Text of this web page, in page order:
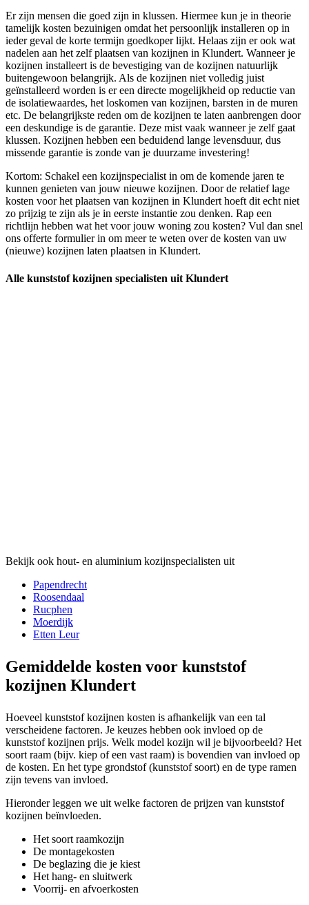
Er zijn mensen die goed zijn in klussen. Hiermee kun je in theorie
tamelijk kosten bezuinigen omdat het persoonlijk installeren op in
ieder geval de korte termijn goedkoper lijkt. Helaas zijn er ook wat
nadelen aan het zelf plaatsen van kozijnen in Klundert. Wanneer je
kozijnen installeert is de bevestiging van de kozijnen natuurlijk
buitengewoon belangrijk. Als de kozijnen niet volledig juist
geïnstalleerd worden is er een directe mogelijkheid op reductie van
de isolatiewaardes, het loskomen van kozijnen, barsten in de muren
etc. De belangrijkste reden om de kozijnen te laten aanbrengen door
een deskundige is de garantie. Deze mist vaak wanneer je zelf gaat
klussen. Kozijnen hebben een beduidend lange levensduur, dus
missende garantie is zonde van je duurzame investering!
Kortom: Schakel een kozijnspecialist in om de komende jaren te
kunnen genieten van jouw nieuwe kozijnen. Door de relatief lage
kosten voor het plaatsen van kozijnen in Klundert hoeft dit echt niet
zo prijzig te zijn als je in eerste instantie zou denken. Rap een
richtlijn hebben wat het voor jouw woning zou kosten? Vul dan snel
ons offerte formulier in om meer te weten over de kosten van uw
(nieuwe) kozijnen laten plaatsen in Klundert.
Alle kunststof kozijnen specialisten uit Klundert
Bekijk ook hout- en aluminium kozijnspecialisten uit
Papendrecht
Roosendaal
Rucphen
Moerdijk
Etten Leur
Gemiddelde kosten voor kunststof
kozijnen Klundert
Hoeveel kunststof kozijnen kosten is afhankelijk van een tal
verscheidene factoren. Je keuzes hebben ook invloed op de
kunststof kozijnen prijs. Welk model kozijn wil je bijvoorbeeld? Het
soort raam (bijv. kiep of een vast raam) is bovendien van invloed op
de kosten. En het type grondstof (kunststof soort) en de type ramen
zijn tevens van invloed.
Hieronder leggen we uit welke factoren de prijzen van kunststof
kozijnen beïnvloeden.
Het soort raamkozijn
De montagekosten
De beglazing die je kiest
Het hang- en sluitwerk
Voorrij- en afvoerkosten